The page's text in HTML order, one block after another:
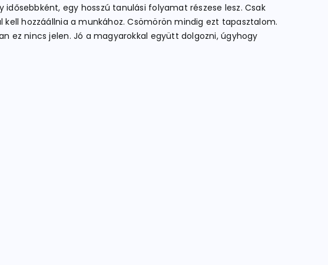
egy hosszú tanulási folyamat részese lesz. Csak
hozzáállnia a munkához. Csömörön mindig ezt tapasztalom.
ez nincs jelen. Jó a magyarokkal együtt dolgozni, úgyhogy